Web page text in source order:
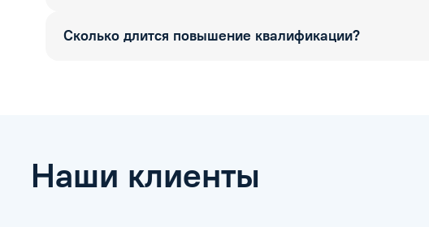
Сколько длится повышение квалификации?
Наши клиенты